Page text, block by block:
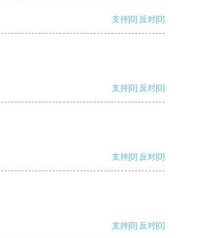
支持[0] 反对[0]
支持[0] 反对[0]
支持[0] 反对[0]
支持[0] 反对[0]